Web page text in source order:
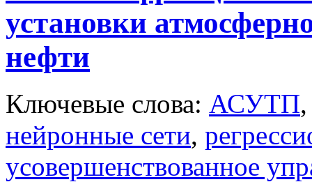
установки
нефти
Ключевые слова: АСУТП
нейронные сети,
усовершенствованное